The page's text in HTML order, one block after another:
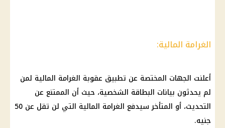
الغرامة المالية:
أعلنت الجهات المختصة عن تطبيق عقوبة الغرامة المالية لمن
لم يحدثون بيانات البطاقة الشخصية، حيث أن الممتنع عن
التحديث، أو المتأخر سيدفع الغرامة المالية
التي لن تقل عن 50
جنيه.